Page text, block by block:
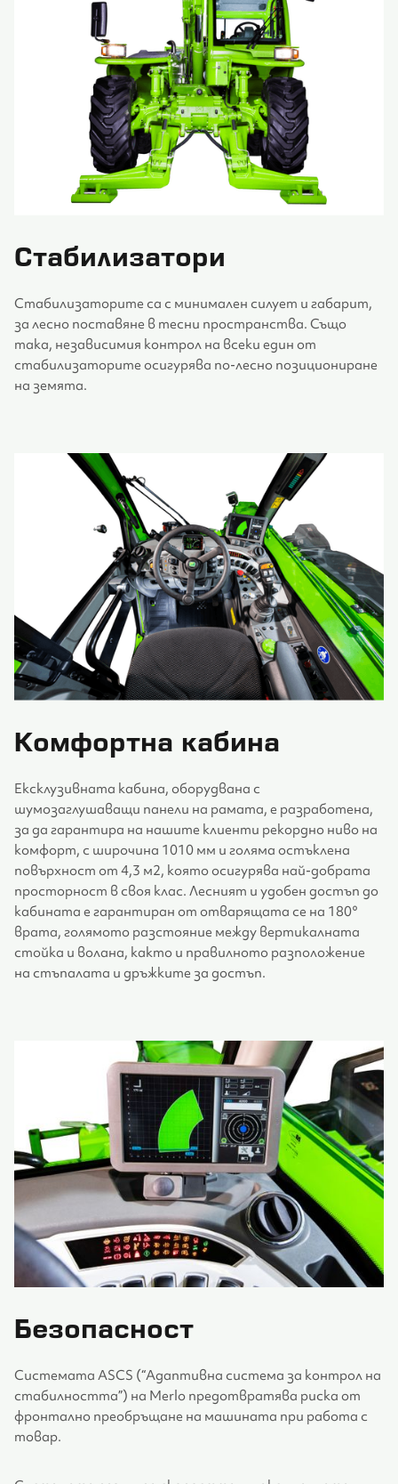
Стабилизатори
Стабилизаторите са с минимален силует и габарит,
за лесно поставяне в тесни пространства. Също
така, независимия контрол на всеки един от
стабилизаторите осигурява по-лесно позициониране
на земята.
Комфортна кабина
Ексклузивната кабина, оборудвана с
шумозаглушаващи панели на рамата, е разработена,
за да гарантира на нашите клиенти рекордно ниво на
комфорт, с широчина 1010 мм и голяма остъклена
повърхност от 4,3 м2, която осигурява най-добрата
просторност в своя клас. Лесният и удобен достъп до
кабината е гарантиран от отварящата се на 180°
врата, голямото разстояние между вертикалната
стойка и волана, както и правилното разположение
на стъпалата и дръжките за достъп.
Безопасност
Системата ASCS (“Адаптивна система за контрол на
стабилността”) на Merlo предотвратява риска от
фронтално преобръщане на машината при работа с
товар.